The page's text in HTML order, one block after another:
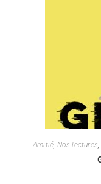
Amitié, Nos lectures,